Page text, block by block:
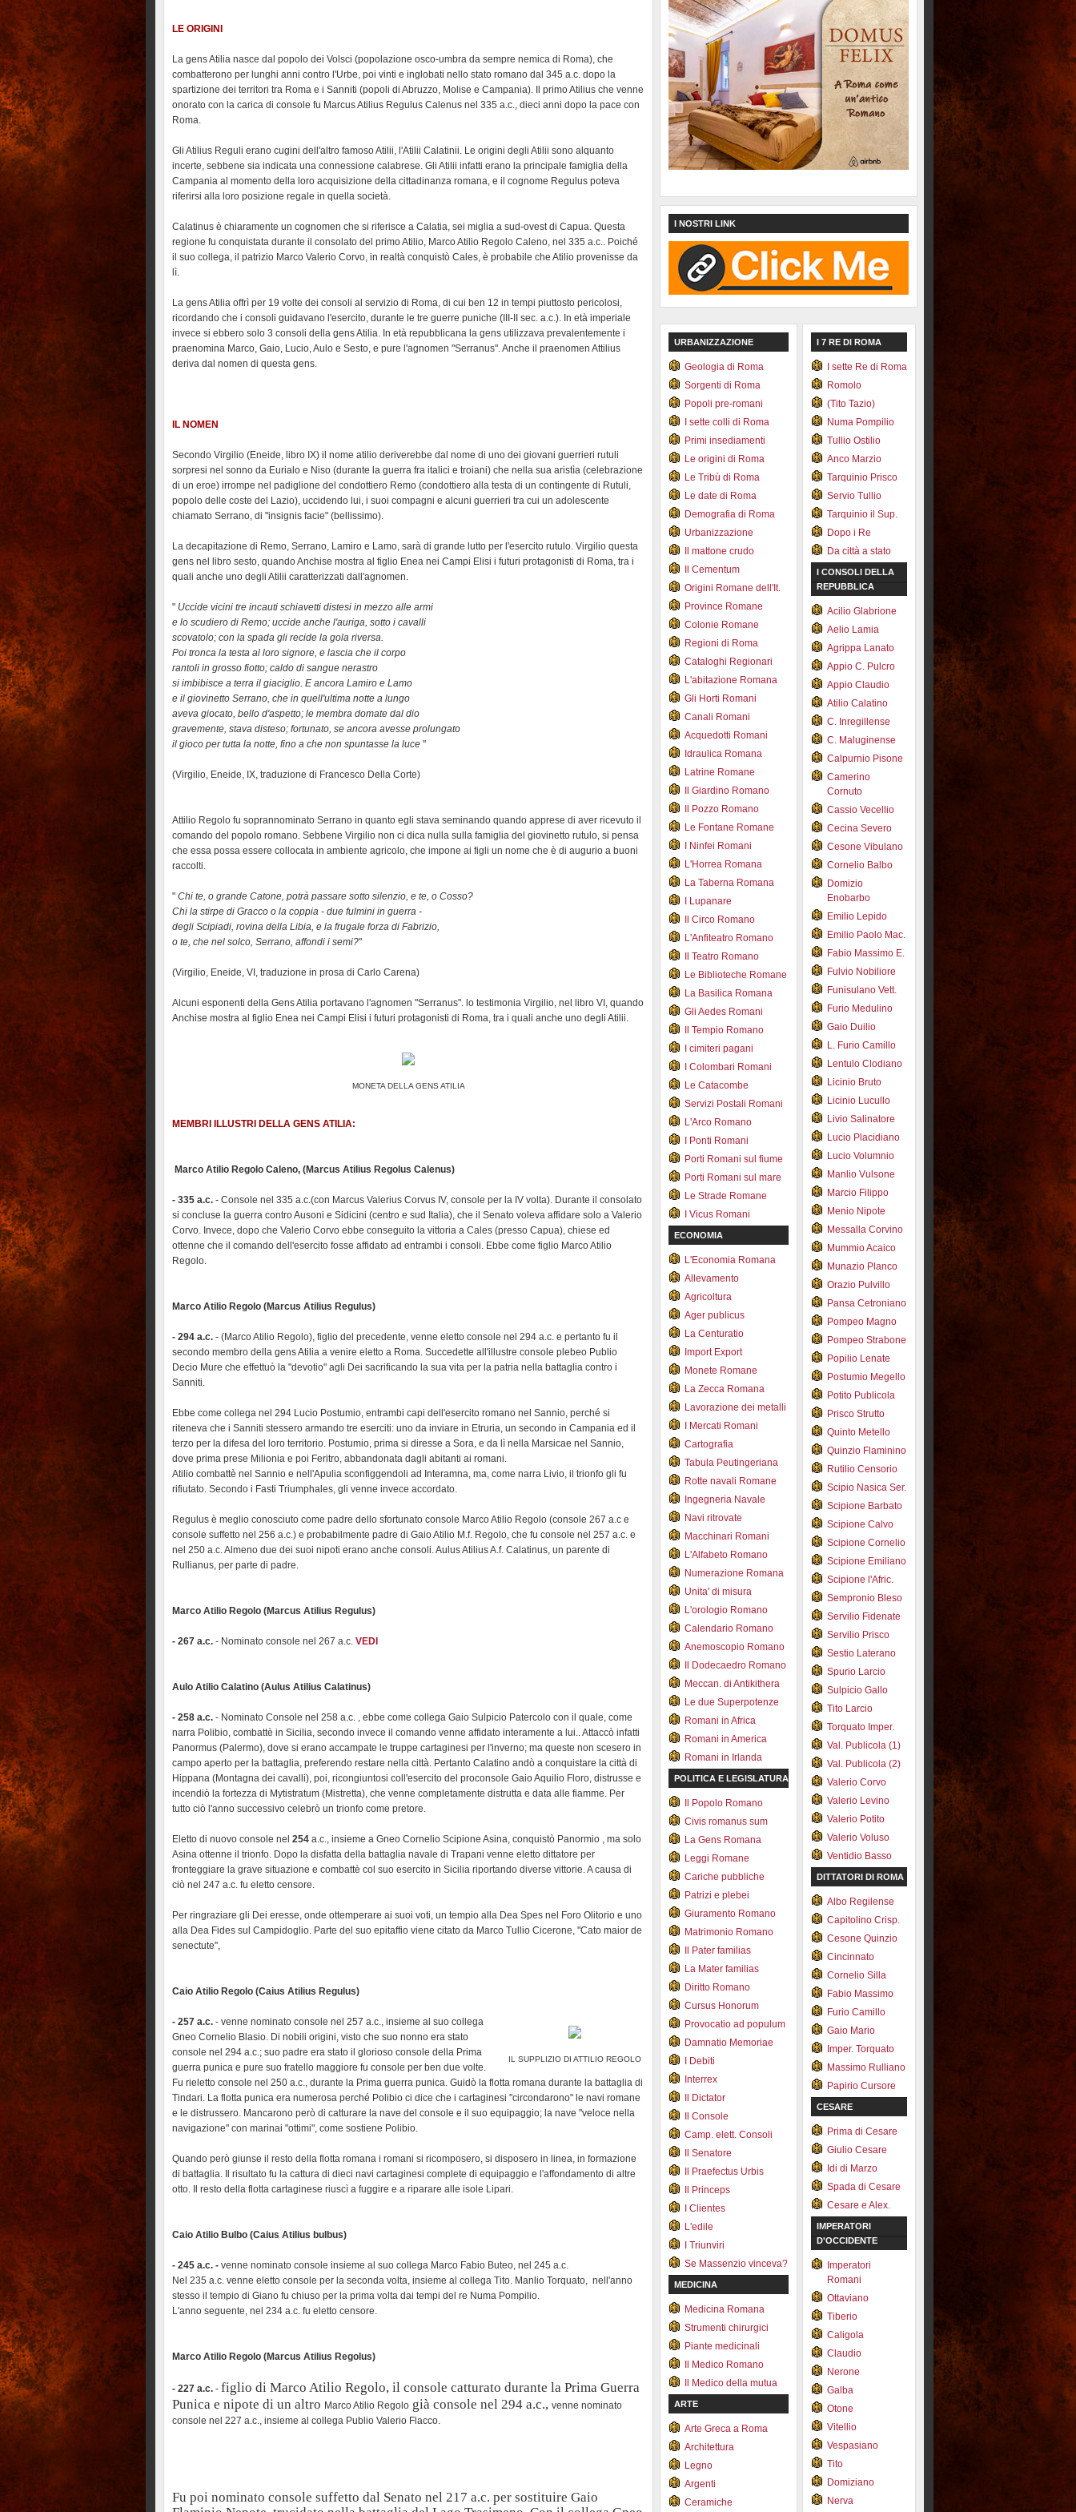
LE ORIGINI
La gens Atilia nasce dal popolo dei Volsci (popolazione osco-umbra da sempre nemica di Roma), che
combatterono per lunghi anni contro l'Urbe, poi vinti e inglobati nello stato romano dal 345 a.c. dopo la
spartizione dei territori tra Roma e i Sanniti (popoli di Abruzzo, Molise e Campania). Il primo Atilius che venne
onorato con la carica di console fu Marcus Atilius Regulus Calenus nel 335 a.c., dieci anni dopo la pace con
Roma.
Gli Atilius Reguli erano cugini dell'altro famoso Atilii, l'Atilii Calatinii. Le origini degli Atilii sono alquanto
incerte, sebbene sia indicata una connessione calabrese. Gli Atilii infatti erano la principale famiglia della
Campania al momento della loro acquisizione della cittadinanza romana, e il cognome Regulus poteva
riferirsi alla loro posizione regale in quella società.
Calatinus è chiaramente un cognomen che si riferisce a Calatia, sei miglia a sud-ovest di Capua. Questa
regione fu conquistata durante il consolato del primo Atilio, Marco Atilio Regolo Caleno, nel 335 a.c.. Poiché
il suo collega, il patrizio Marco Valerio Corvo, in realtà conquistò Cales, è probabile che Atilio provenisse da
lì.
La gens Atilia offrì per 19 volte dei consoli al servizio di Roma, di cui ben 12 in tempi piuttosto pericolosi,
ricordando che i consoli guidavano l'esercito, durante le tre guerre puniche (III-II sec. a.c.). In età imperiale
invece si ebbero solo 3 consoli della gens Atilia. In età repubblicana la gens utilizzava prevalentemente i
praenomina Marco, Gaio, Lucio, Aulo e Sesto, e pure l'agnomen "Serranus". Anche il praenomen Attilius
deriva dal nomen di questa gens.
IL NOMEN
Secondo Virgilio (Eneide, libro IX) il nome atilio deriverebbe dal nome di uno dei giovani guerrieri rutuli
sorpresi nel sonno da Eurialo e Niso (durante la guerra fra italici e troiani) che nella sua aristìa (celebrazione
di un eroe) irrompe nel padiglione del condottiero Remo (condottiero alla testa di un contingente di Rutuli,
popolo delle coste del Lazio), uccidendo lui, i suoi compagni e alcuni guerrieri tra cui un adolescente
chiamato Serrano, di "insignis facie" (bellissimo).
La decapitazione di Remo, Serrano, Lamiro e Lamo, sarà di grande lutto per l'esercito rutulo. Virgilio questa
gens nel libro sesto, quando Anchise mostra al figlio Enea nei Campi Elisi i futuri protagonisti di Roma, tra i
quali anche uno degli Atilii caratterizzati dall'agnomen.
" Uccide vicini tre incauti schiavetti distesi in mezzo alle armi
e lo scudiero di Remo; uccide anche l'auriga, sotto i cavalli
scovatolo; con la spada gli recide la gola riversa.
Poi tronca la testa al loro signore, e lascia che il corpo
rantoli in grosso fiotto; caldo di sangue nerastro
si imbibisce a terra il giaciglio. E ancora Lamiro e Lamo
e il giovinetto Serrano, che in quell'ultima notte a lungo
aveva giocato, bello d'aspetto; le membra domate dal dio
gravemente, stava disteso; fortunato, se ancora avesse prolungato
il gioco per tutta la notte, fino a che non spuntasse la luce "
(Virgilio, Eneide, IX, traduzione di Francesco Della Corte)
Attilio Regolo fu soprannominato Serrano in quanto egli stava seminando quando apprese di aver ricevuto il
comando del popolo romano. Sebbene Virgilio non ci dica nulla sulla famiglia del giovinetto rutulo, si pensa
che essa possa essere collocata in ambiente agricolo, che impone ai figli un nome che è di augurio a buoni
raccolti.
" Chi te, o grande Catone, potrà passare sotto silenzio, e te, o Cosso?
Chi la stirpe di Gracco o la coppia - due fulmini in guerra -
degli Scipiadi, rovina della Libia, e la frugale forza di Fabrizio,
o te, che nel solco, Serrano, affondi i semi?"
(Virgilio, Eneide, VI, traduzione in prosa di Carlo Carena)
Alcuni esponenti della Gens Atilia portavano l'agnomen "Serranus". lo testimonia Virgilio, nel libro VI, quando
Anchise mostra al figlio Enea nei Campi Elisi i futuri protagonisti di Roma, tra i quali anche uno degli Atilii.
MONETA DELLA GENS ATILIA
MEMBRI ILLUSTRI DELLA GENS ATILIA:
Marco Atilio Regolo Caleno, (Marcus Atilius Regolus Calenus)
- 335 a.c. - Console nel 335 a.c.(con Marcus Valerius Corvus IV, console per la IV volta). Durante il consolato
si concluse la guerra contro Ausoni e Sidicini (centro e sud Italia), che il Senato voleva affidare solo a Valerio
Corvo. Invece, dopo che Valerio Corvo ebbe conseguito la vittoria a Cales (presso Capua), chiese ed
ottenne che il comando dell'esercito fosse affidato ad entrambi i consoli. Ebbe come figlio Marco Atilio
Regolo.
Marco Atilio Regolo (Marcus Atilius Regulus)
- 294 a.c. - (Marco Atilio Regolo), figlio del precedente, venne eletto console nel 294 a.c. e pertanto fu il
secondo membro della gens Atilia a venire eletto a Roma. Succedette all'illustre console plebeo Publio
Decio Mure che effettuò la "devotio" agli Dei sacrificando la sua vita per la patria nella battaglia contro i
Sanniti.
Ebbe come collega nel 294 Lucio Postumio, entrambi capi dell'esercito romano nel Sannio, perché si
riteneva che i Sanniti stessero armando tre eserciti: uno da inviare in Etruria, un secondo in Campania ed il
terzo per la difesa del loro territorio. Postumio, prima si diresse a Sora, e da lì nella Marsicae nel Sannio,
dove prima prese Milionia e poi Feritro, abbandonata dagli abitanti ai romani.
Atilio combattè nel Sannio e nell'Apulia sconfiggendoli ad Interamna, ma, come narra Livio, il trionfo gli fu
rifiutato. Secondo i Fasti Triumphales, gli venne invece accordato.
Regulus è meglio conosciuto come padre dello sfortunato console Marco Atilio Regolo (console 267 a.c e
console suffetto nel 256 a.c.) e probabilmente padre di Gaio Atilio M.f. Regolo, che fu console nel 257 a.c. e
nel 250 a.c. Almeno due dei suoi nipoti erano anche consoli. Aulus Atilius A.f. Calatinus, un parente di
Rullianus, per parte di padre.
Marco Atilio Regolo (Marcus Atilius Regulus)
- 267 a.c. - Nominato console nel 267 a.c. VEDI
Aulo Atilio Calatino (Aulus Atilius Calatinus)
- 258 a.c. - Nominato Console nel 258 a.c. , ebbe come collega Gaio Sulpicio Patercolo con il quale, come
narra Polibio, combattè in Sicilia, secondo invece il comando venne affidato interamente a lui.. Attaccò infatti
Panormus (Palermo), dove si erano accampate le truppe cartaginesi per l'inverno; ma queste non scesero in
campo aperto per la battaglia, preferendo restare nella città. Pertanto Calatino andò a conquistare la città di
Hippana (Montagna dei cavalli), poi, ricongiuntosi coll'esercito del proconsole Gaio Aquilio Floro, distrusse e
incendiò la fortezza di Mytistratum (Mistretta), che venne completamente distrutta e data alle fiamme. Per
tutto ciò l'anno successivo celebrò un trionfo come pretore.
Eletto di nuovo console nel 254 a.c., insieme a Gneo Cornelio Scipione Asina, conquistò Panormio , ma solo
Asina ottenne il trionfo. Dopo la disfatta della battaglia navale di Trapani venne eletto dittatore per
fronteggiare la grave situazione e combattè col suo esercito in Sicilia riportando diverse vittorie. A causa di
ciò nel 247 a.c. fu eletto censore.
Per ringraziare gli Dei eresse, onde ottemperare ai suoi voti, un tempio alla Dea Spes nel Foro Olitorio e uno
alla Dea Fides sul Campidoglio. Parte del suo epitaffio viene citato da Marco Tullio Cicerone, "Cato maior de
senectute",
Caio Atilio Regolo (Caius Atilius Regulus)
IL SUPPLIZIO DI ATTILIO REGOLO
- 257 a.c. - venne nominato console nel 257 a.c., insieme al suo collega
Gneo Cornelio Blasio. Di nobili origini, visto che suo nonno era stato
console nel 294 a.c.; suo padre era stato il glorioso console della Prima
guerra punica e pure suo fratello maggiore fu console per ben due volte.
Fu rieletto console nel 250 a.c., durante la Prima guerra punica. Guidò la flotta romana durante la battaglia di
Tindari. La flotta punica era numerosa perché Polibio ci dice che i cartaginesi "circondarono" le navi romane
e le distrussero. Mancarono però di catturare la nave del console e il suo equipaggio; la nave "veloce nella
navigazione" con marinai "ottimi", come sostiene Polibio.
Quando però giunse il resto della flotta romana i romani si ricomposero, si disposero in linea, in formazione
di battaglia. Il risultato fu la cattura di dieci navi cartaginesi complete di equipaggio e l'affondamento di altre
otto. Il resto della flotta cartaginese riuscì a fuggire e a riparare alle isole Lipari.
Caio Atilio Bulbo (Caius Atilius bulbus)
- 245 a.c. - venne nominato console insieme al suo collega Marco Fabio Buteo, nel 245 a.c.
Nel 235 a.c. venne eletto console per la seconda volta, insieme al collega Tito. Manlio Torquato, nell'anno
stesso il tempio di Giano fu chiuso per la prima volta dai tempi del re Numa Pompilio.
L'anno seguente, nel 234 a.c. fu eletto censore.
Marco Atilio Regolo (Marcus Atilius Regolus)
- 227 a.c. - figlio di Marco Atilio Regolo, il console catturato durante la Prima Guerra
Punica e nipote di un altro Marco Atilio Regolo già console nel 294 a.c., venne nominato
console nel 227 a.c., insieme al collega Publio Valerio Flacco.
Fu poi nominato console suffetto dal Senato nel 217 a.c. per sostituire Gaio
I NOSTRI LINK
URBANIZZAZIONE
Geologia di Roma
Sorgenti di Roma
Popoli pre-romani
I sette colli di Roma
Primi insediamenti
Le origini di Roma
Le Tribù di Roma
Le date di Roma
Demografia di Roma
Urbanizzazione
Il mattone crudo
Il Cementum
Origini Romane dell'It.
Province Romane
Colonie Romane
Regioni di Roma
Cataloghi Regionari
L'abitazione Romana
Gli Horti Romani
Canali Romani
Acquedotti Romani
Idraulica Romana
Latrine Romane
Il Giardino Romano
Il Pozzo Romano
Le Fontane Romane
I Ninfei Romani
L'Horrea Romana
La Taberna Romana
I Lupanare
Il Circo Romano
L'Anfiteatro Romano
Il Teatro Romano
Le Biblioteche Romane
La Basilica Romana
Gli Aedes Romani
Il Tempio Romano
I cimiteri pagani
I Colombari Romani
Le Catacombe
Servizi Postali Romani
L'Arco Romano
I Ponti Romani
Porti Romani sul fiume
Porti Romani sul mare
Le Strade Romane
I Vicus Romani
ECONOMIA
L'Economia Romana
Allevamento
Agricoltura
Ager publicus
La Centuratio
Import Export
Monete Romane
La Zecca Romana
Lavorazione dei metalli
I Mercati Romani
Cartografia
Tabula Peutingeriana
Rotte navali Romane
Ingegneria Navale
Navi ritrovate
Macchinari Romani
L'Alfabeto Romano
Numerazione Romana
Unita' di misura
L'orologio Romano
Calendario Romano
Anemoscopio Romano
Il Dodecaedro Romano
Meccan. di Antikithera
Le due Superpotenze
Romani in Africa
Romani in America
Romani in Irlanda
POLITICA E LEGISLATURA
Il Popolo Romano
Civis romanus sum
La Gens Romana
Leggi Romane
Cariche pubbliche
Patrizi e plebei
Giuramento Romano
Matrimonio Romano
Il Pater familias
La Mater familias
Diritto Romano
Cursus Honorum
Provocatio ad populum
Damnatio Memoriae
I Debiti
Interrex
Il Dictator
Il Console
Camp. elett. Consoli
Il Senatore
Il Praefectus Urbis
Il Princeps
I Clientes
L'edile
I Triunviri
Se Massenzio vinceva?
MEDICINA
Medicina Romana
Strumenti chirurgici
Piante medicinali
Il Medico Romano
Il Medico della mutua
ARTE
Arte Greca a Roma
Architettura
Legno
Argenti
Ceramiche
I 7 RE DI ROMA
I sette Re di Roma
Romolo
(Tito Tazio)
Numa Pompilio
Tullio Ostilio
Anco Marzio
Tarquinio Prisco
Servio Tullio
Tarquinio il Sup.
Dopo i Re
Da città a stato
I CONSOLI DELLA
REPUBBLICA
Acilio Glabrione
Aelio Lamia
Agrippa Lanato
Appio C. Pulcro
Appio Claudio
Atilio Calatino
C. Inregillense
C. Maluginense
Calpurnio Pisone
Camerino
Cornuto
Cassio Vecellio
Cecina Severo
Cesone Vibulano
Cornelio Balbo
Domizio
Enobarbo
Emilio Lepido
Emilio Paolo Mac.
Fabio Massimo E.
Fulvio Nobiliore
Funisulano Vett.
Furio Medulino
Gaio Duilio
L. Furio Camillo
Lentulo Clodiano
Licinio Bruto
Licinio Lucullo
Livio Salinatore
Lucio Placidiano
Lucio Volumnio
Manlio Vulsone
Marcio Filippo
Menio Nipote
Messalla Corvino
Mummio Acaico
Munazio Planco
Orazio Pulvillo
Pansa Cetroniano
Pompeo Magno
Pompeo Strabone
Popilio Lenate
Postumio Megello
Potito Publicola
Prisco Strutto
Quinto Metello
Quinzio Flaminino
Rutilio Censorio
Scipio Nasica Ser.
Scipione Barbato
Scipione Calvo
Scipione Cornelio
Scipione Emiliano
Scipione l'Afric.
Sempronio Bleso
Servilio Fidenate
Servilio Prisco
Sestio Laterano
Spurio Larcio
Sulpicio Gallo
Tito Larcio
Torquato Imper.
Val. Publicola (1)
Val. Publicola (2)
Valerio Corvo
Valerio Levino
Valerio Potito
Valerio Voluso
Ventidio Basso
DITTATORI DI ROMA
Albo Regilense
Capitolino Crisp.
Cesone Quinzio
Cincinnato
Cornelio Silla
Fabio Massimo
Furio Camillo
Gaio Mario
Imper. Torquato
Massimo Rulliano
Papirio Cursore
CESARE
Prima di Cesare
Giulio Cesare
Idi di Marzo
Spada di Cesare
Cesare e Alex.
IMPERATORI
D'OCCIDENTE
Imperatori
Romani
Ottaviano
Tiberio
Caligola
Claudio
Nerone
Galba
Otone
Vitellio
Vespasiano
Tito
Domiziano
Nerva